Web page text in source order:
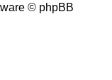
© phpBB